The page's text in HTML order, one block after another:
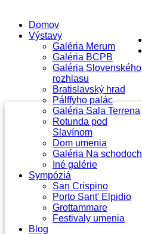
Domov
Výstavy
Galéria Merum
Galéria BCPB
Galéria Slovenského
rozhlasu
Bratislavský hrad
Pálffyho palác
Galéria Sala Terrena
Rotunda pod
Slavínom
Dom umenia
Galéria Na schodoch
Iné galérie
Sympóziá
San Crispino
Porto Sant' Elpidio
Grottammare
Festivaly umenia
Blog